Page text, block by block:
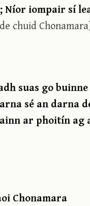
Níor iompair sí
chuid
suas go buinne
sé an darna
ar phoitín ag
Chonamara